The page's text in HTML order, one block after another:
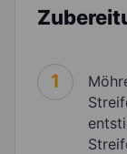
1